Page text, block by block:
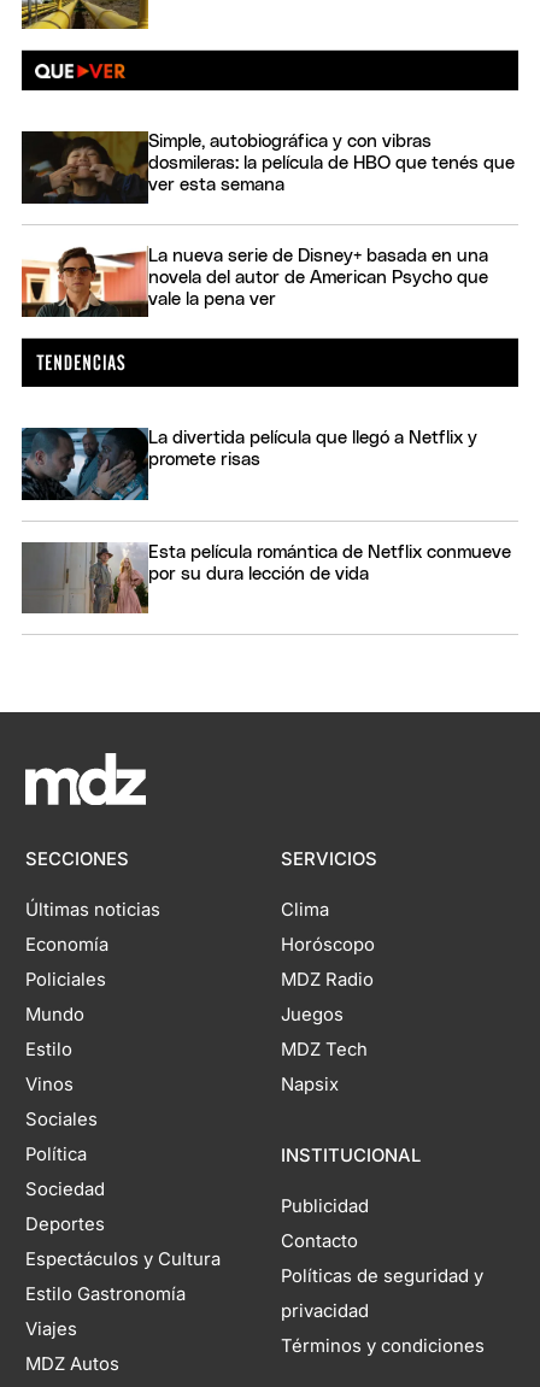
Simple, autobiográfica y con vibras
dosmileras: la película de HBO que tenés que
ver esta semana
La nueva serie de Disney+ basada en una
novela del autor de American Psycho que
vale la pena ver
La divertida película que llegó a Netflix y
promete risas
Esta película romántica de Netflix conmueve
por su dura lección de vida
SECCIONES
Últimas noticias
Economía
Policiales
Mundo
Estilo
Vinos
Sociales
Política
Sociedad
Deportes
Espectáculos y Cultura
Estilo Gastronomía
Viajes
MDZ Autos
SERVICIOS
Clima
Horóscopo
MDZ Radio
Juegos
MDZ Tech
Napsix
INSTITUCIONAL
Publicidad
Contacto
Políticas de seguridad y
privacidad
Términos y condiciones